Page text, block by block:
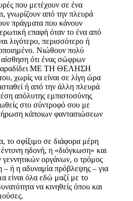
που μετέχουν σε ένα
γνωρίζουν από την πλευρά
πράγματα που κάνουν
επαφή όταν το ένα από
λιγότερο, περισσότερο ή
Νιώθουν πολύ
ότι ένας σώφρων
ΜΕ ΤΗ ΘΕΛΗΣΗ
χωρίς να είναι σε λίγη ώρα
ή από την άλλη πλευρά
απόλυτης εμπιστοσύνης
στο σύντροφό σου με
κάποιων φαντασιώσεων
το σφίξιμο σε διάφορα μέρη
ηδονή, η «διόγκωση» και
οργάνων, ο τρόμος
– ή η αδυναμία πρόβλεψης – για
είναι όλα εδώ μαζί με το
να κινηθείς όπου και